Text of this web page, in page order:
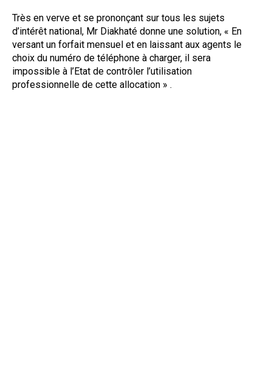
Très en verve et se prononçant sur tous les sujets
d’intérêt national, Mr Diakhaté donne une solution, « En
versant un forfait mensuel et en laissant aux agents le
choix du numéro de téléphone à charger, il sera
impossible à l’Etat de contrôler l’utilisation
professionnelle de cette allocation » .